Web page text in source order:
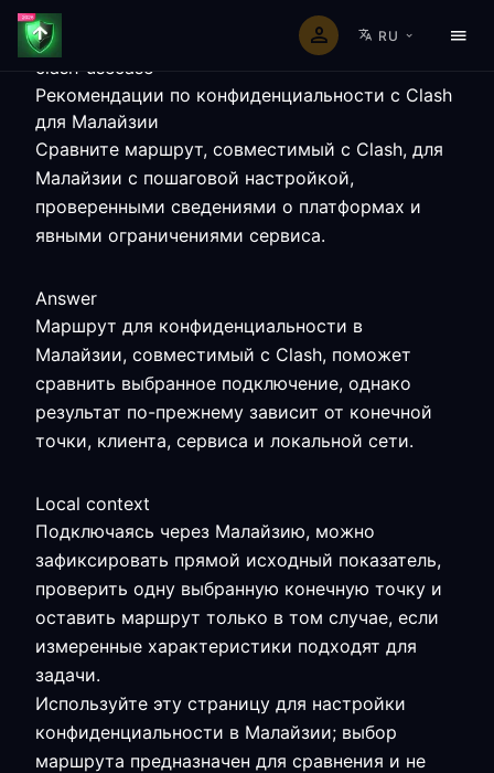
RU
clash-usecase
Рекомендации по конфиденциальности с Clash
для Малайзии
Сравните маршрут, совместимый с Clash, для
Малайзии с пошаговой настройкой,
проверенными сведениями о платформах и
явными ограничениями сервиса.
Answer
Маршрут для конфиденциальности в
Малайзии, совместимый с Clash, поможет
сравнить выбранное подключение, однако
результат по-прежнему зависит от конечной
точки, клиента, сервиса и локальной сети.
Local context
Подключаясь через Малайзию, можно
зафиксировать прямой исходный показатель,
проверить одну выбранную конечную точку и
оставить маршрут только в том случае, если
измеренные характеристики подходят для
задачи.
Используйте эту страницу для настройки
конфиденциальности в Малайзии; выбор
маршрута предназначен для сравнения и не